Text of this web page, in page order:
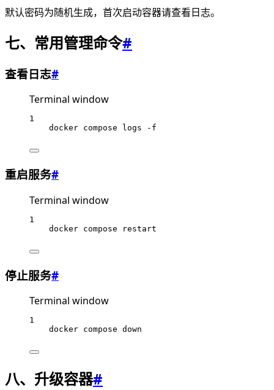
默认密码为随机生成，首次启动容器请查看日志。
七、常用管理命令#
查看日志#
Terminal window
1
docker compose logs -f
重启服务#
Terminal window
1
docker compose restart
停止服务#
Terminal window
1
docker compose down
八、升级容器#